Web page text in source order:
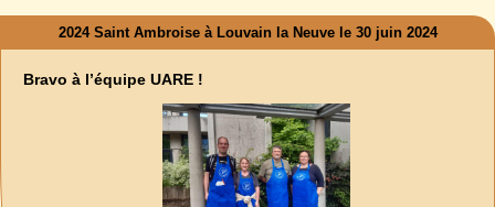
2024 Saint Ambroise à Louvain la Neuve le 30 juin 2024
Bravo à l’équipe UARE !